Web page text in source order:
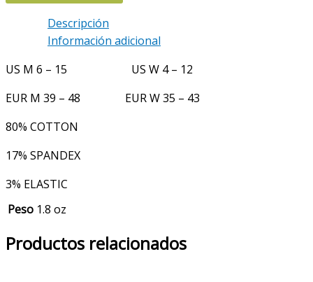
Descripción
Información adicional
US M 6 – 15 US W 4 – 12
EUR M 39 – 48 EUR W 35 – 43
80% COTTON
17% SPANDEX
3% ELASTIC
Peso 1.8 oz
Productos relacionados